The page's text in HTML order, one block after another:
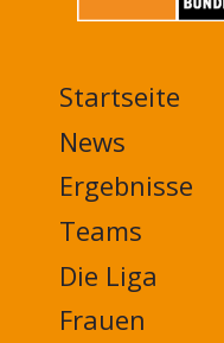
MAIN
NAVIGATION
FOOTER
Startseite
News
Ergebnisse
Teams
Die Liga
Frauen